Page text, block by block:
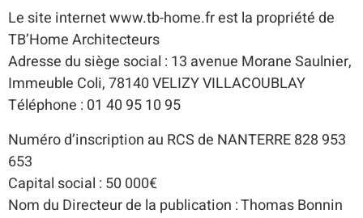
Le site internet www.tb-home.fr est la propriété de
TB’Home Architecteurs
Adresse du siège social : 13 avenue Morane Saulnier,
Immeuble Coli, 78140 VELIZY VILLACOUBLAY
Téléphone : 01 40 95 10 95
Numéro d’inscription au RCS de NANTERRE 828 953
653
Capital social : 50 000€
Nom du Directeur de la publication : Thomas Bonnin